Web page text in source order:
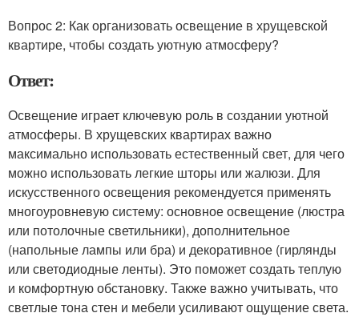
Вопрос 2: Как организовать освещение в хрущевской
квартире, чтобы создать уютную атмосферу?
Ответ:
Освещение играет ключевую роль в создании уютной
атмосферы. В хрущевских квартирах важно
максимально использовать естественный свет, для чего
можно использовать легкие шторы или жалюзи. Для
искусственного освещения рекомендуется применять
многоуровневую систему: основное освещение (люстра
или потолочные светильники), дополнительное
(напольные лампы или бра) и декоративное (гирлянды
или светодиодные ленты). Это поможет создать теплую
и комфортную обстановку. Также важно учитывать, что
светлые тона стен и мебели усиливают ощущение света.